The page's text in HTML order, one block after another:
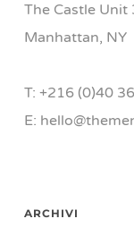
The Castle Unit
Manhattan, NY
T: +216 (0)40
E:
ARCHIVI